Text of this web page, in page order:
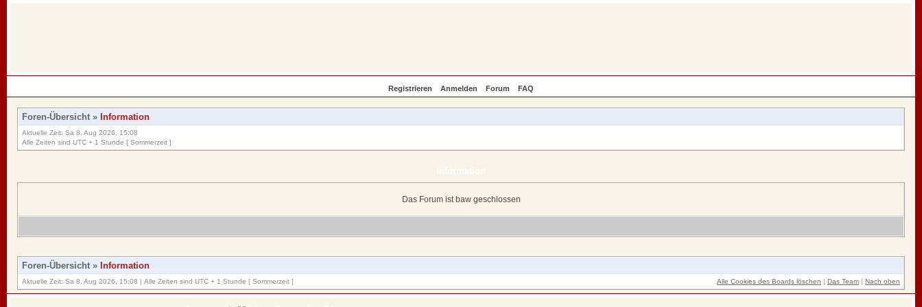
Registrieren Anmelden Forum FAQ
Foren-Übersicht » Information
Aktuelle Zeit: Sa 8. Aug 2026, 15:08
Alle Zeiten sind UTC + 1 Stunde [ Sommerzeit ]
Das Forum ist baw geschlossen
Foren-Übersicht » Information
Aktuelle Zeit: Sa 8. Aug 2026, 15:08 | Alle Zeiten sind UTC + 1 Stunde [ Sommerzeit ] Alle Cookies des Boards löschen | Das Team | Nach oben